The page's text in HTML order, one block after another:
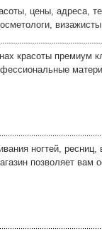
цены, адреса,
красоты премиум
ногтей,
позволяет вам